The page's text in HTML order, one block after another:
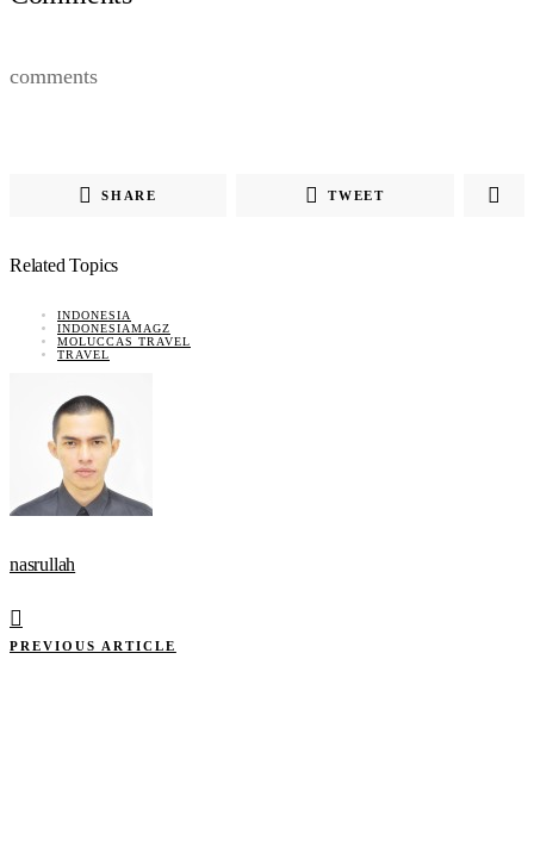
comments
SHARE TWEET
Related Topics
INDONESIA
INDONESIAMAGZ
MOLUCCAS TRAVEL
TRAVEL
nasrullah
PREVIOUS ARTICLE